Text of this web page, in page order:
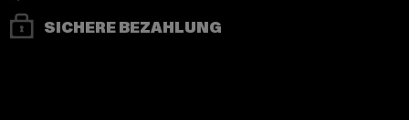
SICHERE BEZAHLUNG